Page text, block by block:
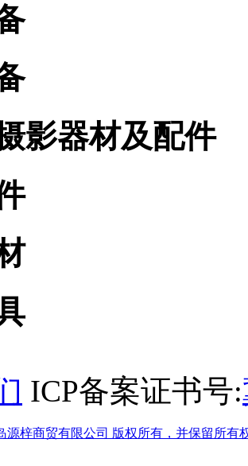
影器材及配件
ICP备案证书号:
源梓商贸有限公司 版权所有，并保留所有